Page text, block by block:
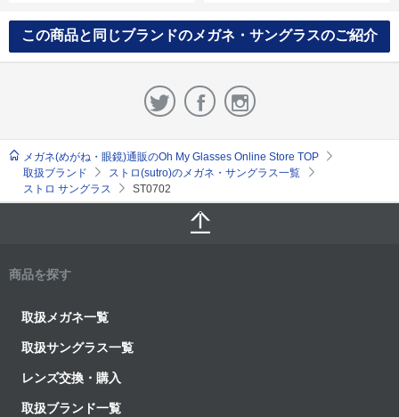
この商品と同じブランドのメガネ・サングラスのご紹介
メガネ(めがね・眼鏡)通販のOh My Glasses Online Store TOP
取扱ブランド
ストロ(sutro)のメガネ・サングラス一覧
ストロ サングラス
ST0702
商品を探す
取扱メガネ一覧
取扱サングラス一覧
レンズ交換・購入
取扱ブランド一覧